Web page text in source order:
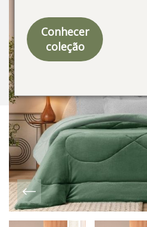
Conhecer
coleção